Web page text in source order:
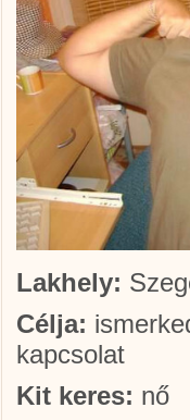
Lakhely:
Célja:
kapcsolat
Kit keres: nő